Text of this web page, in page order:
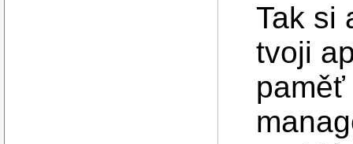
Tak si
tvoji
paměť